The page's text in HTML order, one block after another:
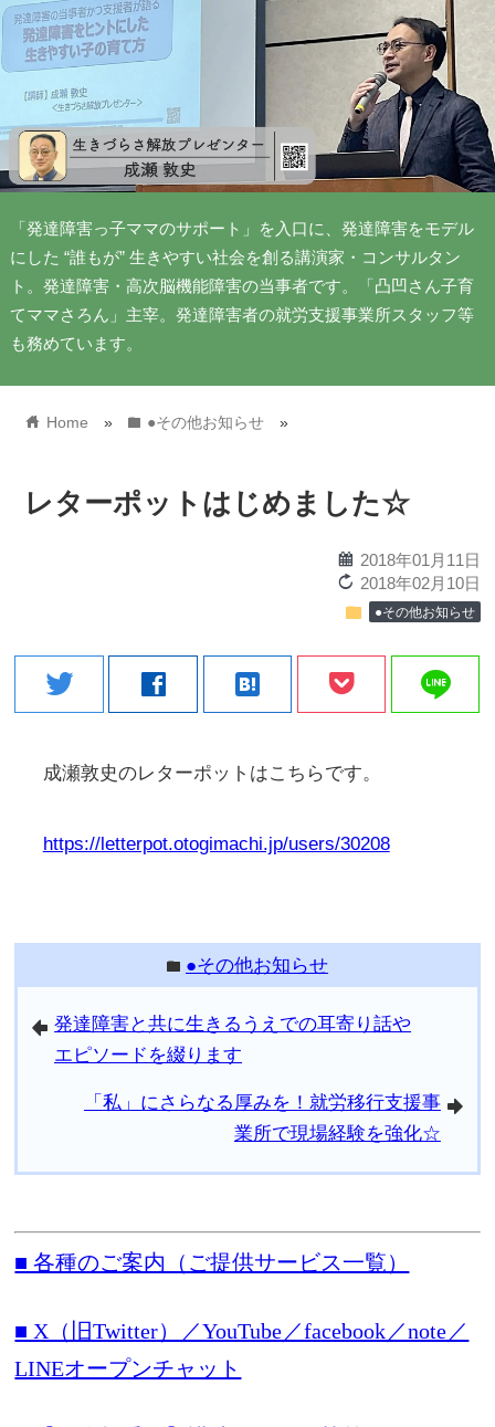
「発達障害っ子ママのサポート」を入口に、発達障害をモデル
にした “誰もが” 生きやすい社会を創る講演家・コンサルタン
ト。発達障害・高次脳機能障害の当事者です。「凸凹さん子育
てママさろん」主宰。発達障害者の就労支援事業所スタッフ等
も務めています。
home Home » folder ●その他お知らせ »
レターポットはじめました☆
calendar 2018年01月11日
reload 2018年02月10日
folder ●その他お知らせ
twitter facebook hatenabookmark line
成瀬敦史のレターポットはこちらです。
https://letterpot.otogimachi.jp/users/30208
folder ●その他お知らせ
arrowleft 発達障害と共に生きるうえでの耳寄り話や
エピソードを綴ります
arrowright
「私」にさらなる厚みを！就労移行支援事
業所で現場経験を強化☆
■ 各種のご案内（ご提供サービス一覧）
■ X（旧Twitter）／YouTube／facebook／note／
LINEオープンチャット